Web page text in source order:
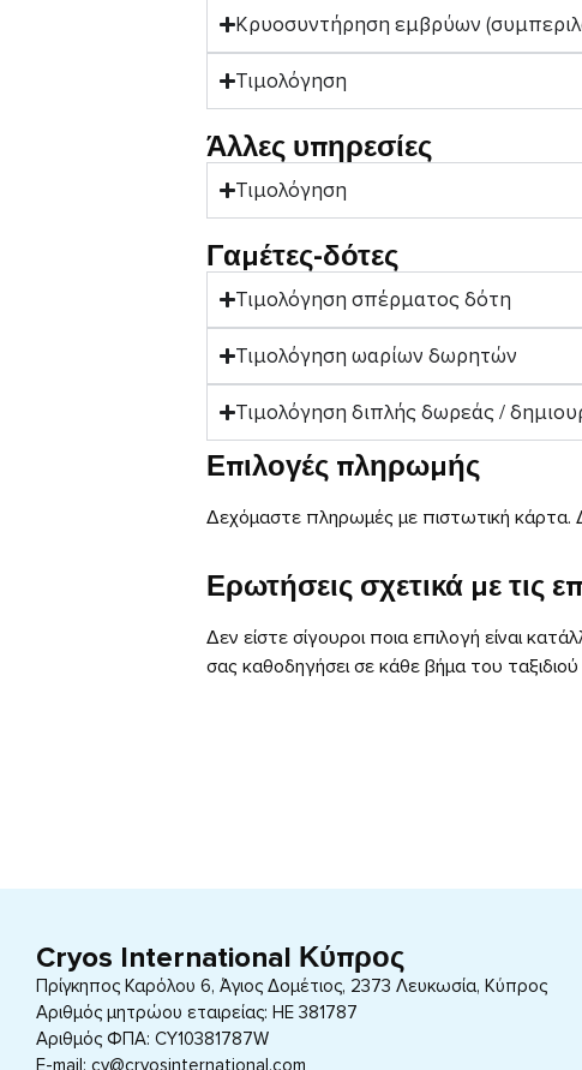
Κρυοσυντήρηση εμβρύων
Τιμολόγηση
Άλλες υπηρεσίες
Τιμολόγηση
Γαμέτες-δότες
Τιμολόγηση σπέρματος δότη
Τιμολόγηση ωαρίων δωρητών
Τιμολόγηση διπλής δωρεάς /
Επιλογές πληρωμής
Δεχόμαστε πληρωμές με πιστωτική
Ερωτήσεις σχετικά με τις
Δεν είστε σίγουροι ποια επιλογή είναι
σας καθοδηγήσει σε κάθε βήμα του
Cryos International Κύπρος
Πρίγκηπος Καρόλου 6, Άγιος Δομέτιος, 2373 Λευκωσία, Κύπρος
Αριθμός μητρώου εταιρείας: HE 381787
Αριθμός ΦΠΑ: CY10381787W
E-mail: cy@cryosinternational.com